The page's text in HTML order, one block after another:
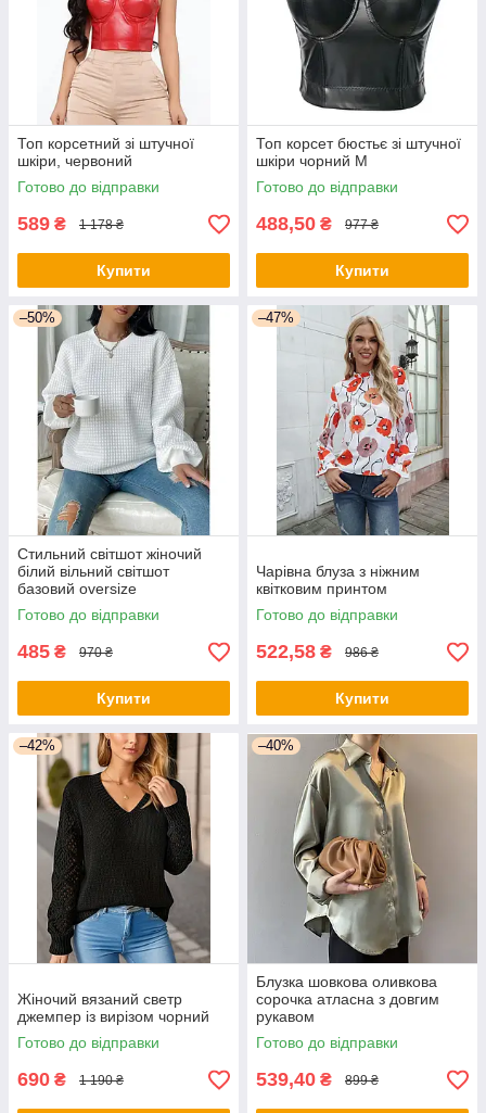
Топ корсетний зі штучної
шкіри, червоний
Готово до відправки
589 ₴ 1 178 ₴
Купити
Топ корсет бюстьє зі штучної
шкіри чорний М
Готово до відправки
488,50 ₴ 977 ₴
Купити
–50%
Стильний світшот жіночий
білий вільний світшот
базовий oversize
Готово до відправки
485 ₴ 970 ₴
Купити
–47%
Чарівна блуза з ніжним
квітковим принтом
Готово до відправки
522,58 ₴ 986 ₴
Купити
–42%
Жіночий вязаний светр
джемпер із вирізом чорний
Готово до відправки
690 ₴ 1 190 ₴
–40%
Блузка шовкова оливкова
сорочка атласна з довгим
рукавом
Готово до відправки
539,40 ₴ 899 ₴